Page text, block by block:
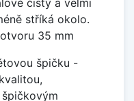
čistý a velmi
stříká okolo.
35 mm
špičku -